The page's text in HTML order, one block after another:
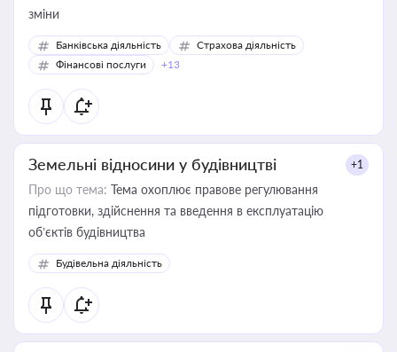
зміни
Банківська діяльність
Страхова діяльність
Фінансові послуги
+13
Земельні відносини у будівництві +1
Про що тема: Тема охоплює правове регулювання
підготовки, здійснення та введення в експлуатацію
об’єктів будівництва
Будівельна діяльність